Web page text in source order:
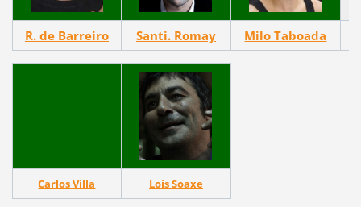
R. de Barreiro Santi. Romay Milo Taboada
Carlos Villa Lois Soaxe